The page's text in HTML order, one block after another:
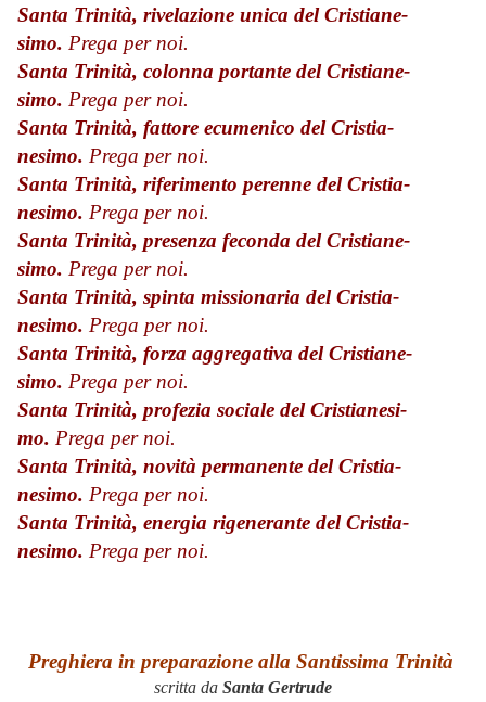
Santa Trinità, rivelazione unica del Cristiane­
simo. Prega per noi.
Santa Trinità, colonna portante del Cristiane­
simo. Prega per noi.
Santa Trinità, fattore ecumenico del Cristia­
nesimo. Prega per noi.
Santa Trinità, riferimento perenne del Cristia­
nesimo. Prega per noi.
Santa Trinità, presenza feconda del Cristiane­
simo. Prega per noi.
Santa Trinità, spinta missionaria del Cristia­
nesimo. Prega per noi.
Santa Trinità, forza aggregativa del Cristiane­
simo. Prega per noi.
Santa Trinità, profezia sociale del Cristianesi­
mo. Prega per noi.
Santa Trinità, novità permanente del Cristia­
nesimo. Prega per noi.
Santa Trinità, energia rigenerante del Cristia­
nesimo. Prega per noi.
Preghiera in preparazione alla Santissima Trinità
scritta da Santa Gertrude